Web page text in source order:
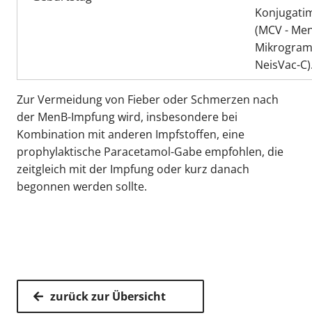
(MCV -
NeisVac-
Zur Vermeidung von Fieber oder Schmerzen nach
der MenB-Impfung wird, insbesondere bei
Kombination mit anderen Impfstoffen, eine
prophylaktische Paracetamol-Gabe empfohlen, die
zeitgleich mit der Impfung oder kurz danach
begonnen werden sollte.
zurück zur Übersicht